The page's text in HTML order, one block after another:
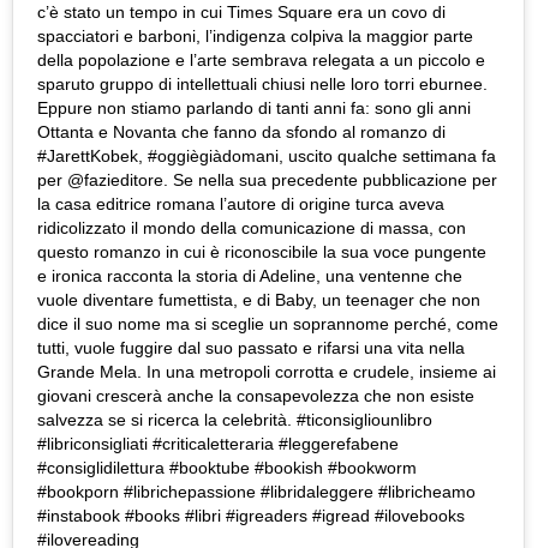
c’è stato un tempo in cui Times Square era un covo di
spacciatori e barboni, l’indigenza colpiva la maggior parte
della popolazione e l’arte sembrava relegata a un piccolo e
sparuto gruppo di intellettuali chiusi nelle loro torri eburnee.
Eppure non stiamo parlando di tanti anni fa: sono gli anni
Ottanta e Novanta che fanno da sfondo al romanzo di
#JarettKobek, #oggiègiàdomani, uscito qualche settimana fa
per @fazieditore. Se nella sua precedente pubblicazione per
la casa editrice romana l’autore di origine turca aveva
ridicolizzato il mondo della comunicazione di massa, con
questo romanzo in cui è riconoscibile la sua voce pungente
e ironica racconta la storia di Adeline, una ventenne che
vuole diventare fumettista, e di Baby, un teenager che non
dice il suo nome ma si sceglie un soprannome perché, come
tutti, vuole fuggire dal suo passato e rifarsi una vita nella
Grande Mela. In una metropoli corrotta e crudele, insieme ai
giovani crescerà anche la consapevolezza che non esiste
salvezza se si ricerca la celebrità. #ticonsigliounlibro
#libriconsigliati #criticaletteraria #leggerefabene
#consiglidilettura #booktube #bookish #bookworm
#bookporn #librichepassione #libridaleggere #libricheamo
#instabook #books #libri #igreaders #igread #ilovebooks
#ilovereading